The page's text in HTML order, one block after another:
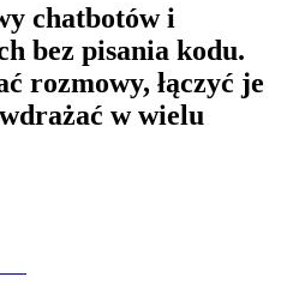
chatbotów i
bez pisania kodu.
rozmowy, łączyć je
w wielu